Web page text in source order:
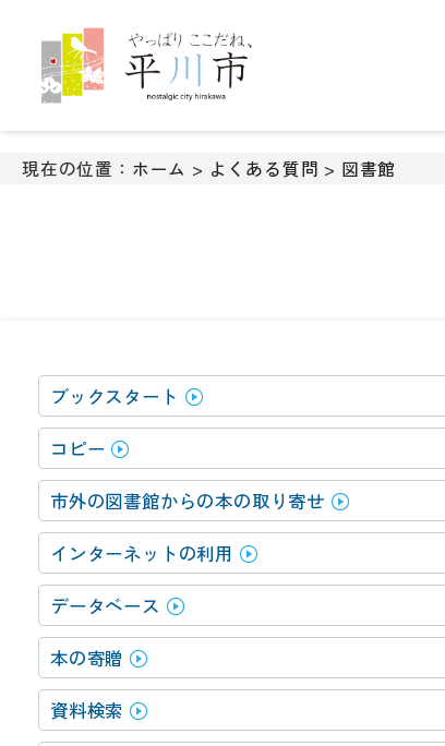
ョ
現在の位置： ホーム > よくある質問 > 図書館
ブックスタート
コピー
市外の図書館からの本の取り寄せ
インターネットの利用
データベース
本の寄贈
資料検索